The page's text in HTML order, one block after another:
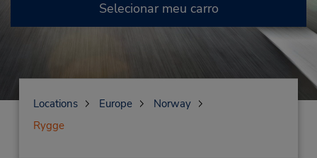
Selecionar meu carro
Locations Europe
Norway
Rygge